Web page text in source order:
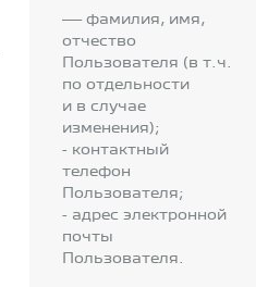
— фамилия, имя,
отчество
Пользователя (в т.ч.
по отдельности
и в случае
изменения);
- контактный
телефон
Пользователя;
- адрес электронной
почты
Пользователя.